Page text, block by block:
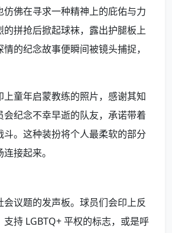
仿佛在寻求一种精神上的庇佑与力
的拼抢后掀起球袜，露出护腿板上
的纪念故事便瞬间被镜头捕捉，
上童年启蒙教练的照片，感谢其知
会纪念不幸早逝的队友，承诺带着
斗。这种装扮将个人最柔软的部分
接起来。
议题的发声板。球员们会印上反
持 LGBTQ+ 平权的标志，或是呼